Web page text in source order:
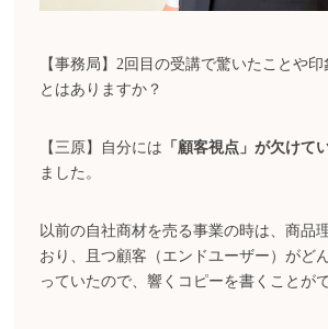
【事務局】2回目の受講で驚いたことや
とはありますか？
【三原】自分には 「顧客視点」が欠けて
ました。
以前の自社商材を売る事業の時は、商品
おり、且つ顧客（エンドユーザー）がど
っていたので、響くコピーを書くことが